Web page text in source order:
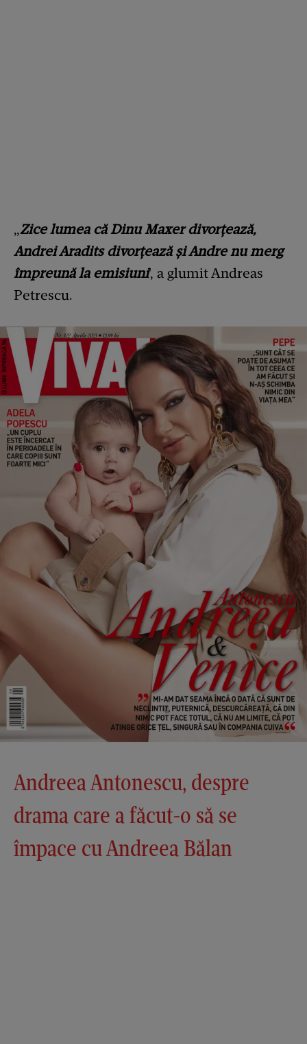
„Zice lumea că Dinu Maxer divorțează,
Andrei Aradits divorțează și Andre nu merg
împreună la emisiuni', a glumit Andreas
Petrescu.
Andreea Antonescu, despre
drama care a făcut-o să se
împace cu Andreea Bălan